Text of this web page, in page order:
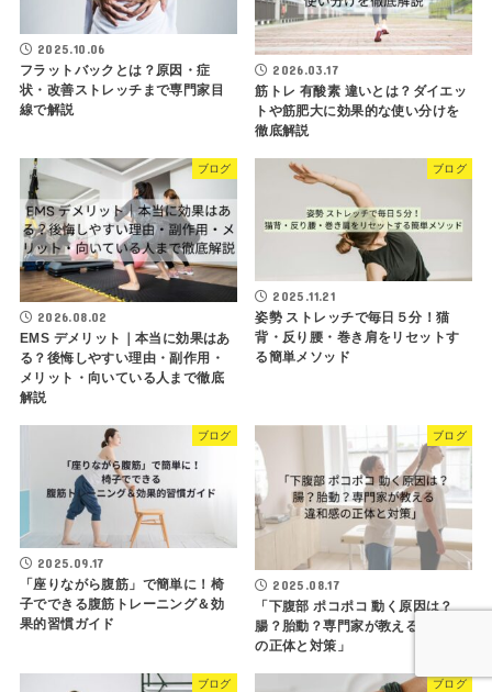
2025.10.06
フラットバックとは？原因・症
状・改善ストレッチまで専門家目
線で解説
2026.03.17
筋トレ 有酸素 違いとは？ダイエッ
トや筋肥大に効果的な使い分けを
徹底解説
ブログ
2026.08.02
EMS デメリット｜本当に効果はあ
る？後悔しやすい理由・副作用・
メリット・向いている人まで徹底
解説
ブログ
2025.11.21
姿勢 ストレッチで毎日５分！猫
背・反り腰・巻き肩をリセットす
る簡単メソッド
ブログ
2025.09.17
「座りながら腹筋」で簡単に！椅
子でできる腹筋トレーニング＆効
果的習慣ガイド
ブログ
2025.08.17
「下腹部 ポコポコ 動く原因は？
腸？胎動？専門家が教える違和感
の正体と対策」
ブログ ブログ